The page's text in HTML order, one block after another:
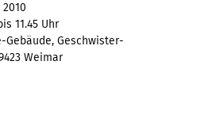
11.45 Uhr
Gebäude, Geschwister-
Weimar